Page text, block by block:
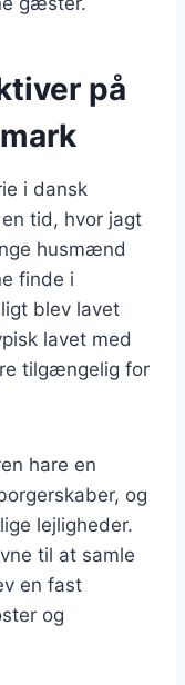
på
i dansk
tid, hvor jagt
husmænd
finde i
blev lavet
lavet med
tilgængelig for
hare en
og
lejligheder.
til at samle
en fast
og